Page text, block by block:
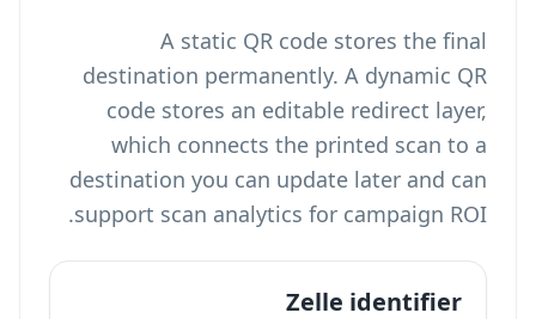
A static QR code stores the final
destination permanently. A dynamic QR
code stores an editable redirect layer,
which connects the printed scan to a
destination you can update later and can
support scan analytics for campaign ROI.
Zelle identifier